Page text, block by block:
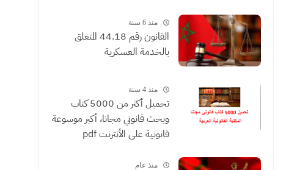
الموثقون
منذ 6 سنة
القانون رقم 44.18 المتعلق
بالخدمة العسكرية
منذ 4 سنة
تحميل أكثر من 5000 كتاب
وبحث قانوني مجانا، أكبر موسوعة
قانونية على الأنترنت pdf
منذ عام